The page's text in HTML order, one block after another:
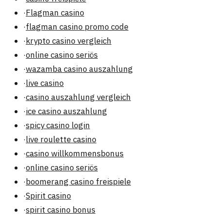
·Flagman casino
·flagman casino promo code
·krypto casino vergleich
·online casino seriös
·wazamba casino auszahlung
·live casino
·casino auszahlung vergleich
·ice casino auszahlung
·spicy casino login
·live roulette casino
·casino willkommensbonus
·online casino seriös
·boomerang casino freispiele
·Spirit casino
·spirit casino bonus